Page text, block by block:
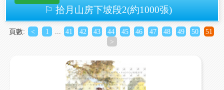
⚐ 拾月山房下坡段2(約1000張)
頁數: < 1 41 42 43 44 45 46 47 48 49 50
51
>